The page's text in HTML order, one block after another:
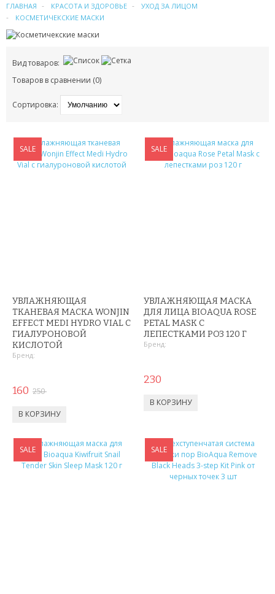
УХОД ЗА ВОЛОСАМИ
УХОД ЗА ЛИЦОМ
ПАТЧИ
КОСМЕТИЧЕКСКИЕ МАСКИ
КОСМЕТИЧКИ
МАСКИ ОТ ЧЕРНЫХ ТОЧЕК
ПЕНКИ ДЛЯ УМЫВАНИЯ
СЫВОРОТКА ДЛЯ ЛИЦА
КРЕМ ДЛЯ ЛИЦА
КОСМЕТИКА BIOAQUA
УХОД ЗА РУКАМИ И НОГАМИ
УХОД ЗА ТЕЛОМ
ГЛАВНАЯ КРАСОТА И ЗДОРОВЬЕ
УХОД ЗА ЛИЦОМ
КОСМЕТИЧЕКСКИЕ МАСКИ
Вид товаров:
Товаров в сравнении (0)
Сортировка:
SALE
УВЛАЖНЯЮЩАЯ
ТКАНЕВАЯ МАСКА WONJIN
EFFECT MEDI HYDRO VIAL С
ГИАЛУРОНОВОЙ
КИСЛОТОЙ
Бренд:
160 250
SALE
УВЛАЖНЯЮЩАЯ МАСКА
ДЛЯ ЛИЦА BIOAQUA ROSE
PETAL MASK С
ЛЕПЕСТКАМИ РОЗ 120 Г
Бренд:
230
SALE SALE